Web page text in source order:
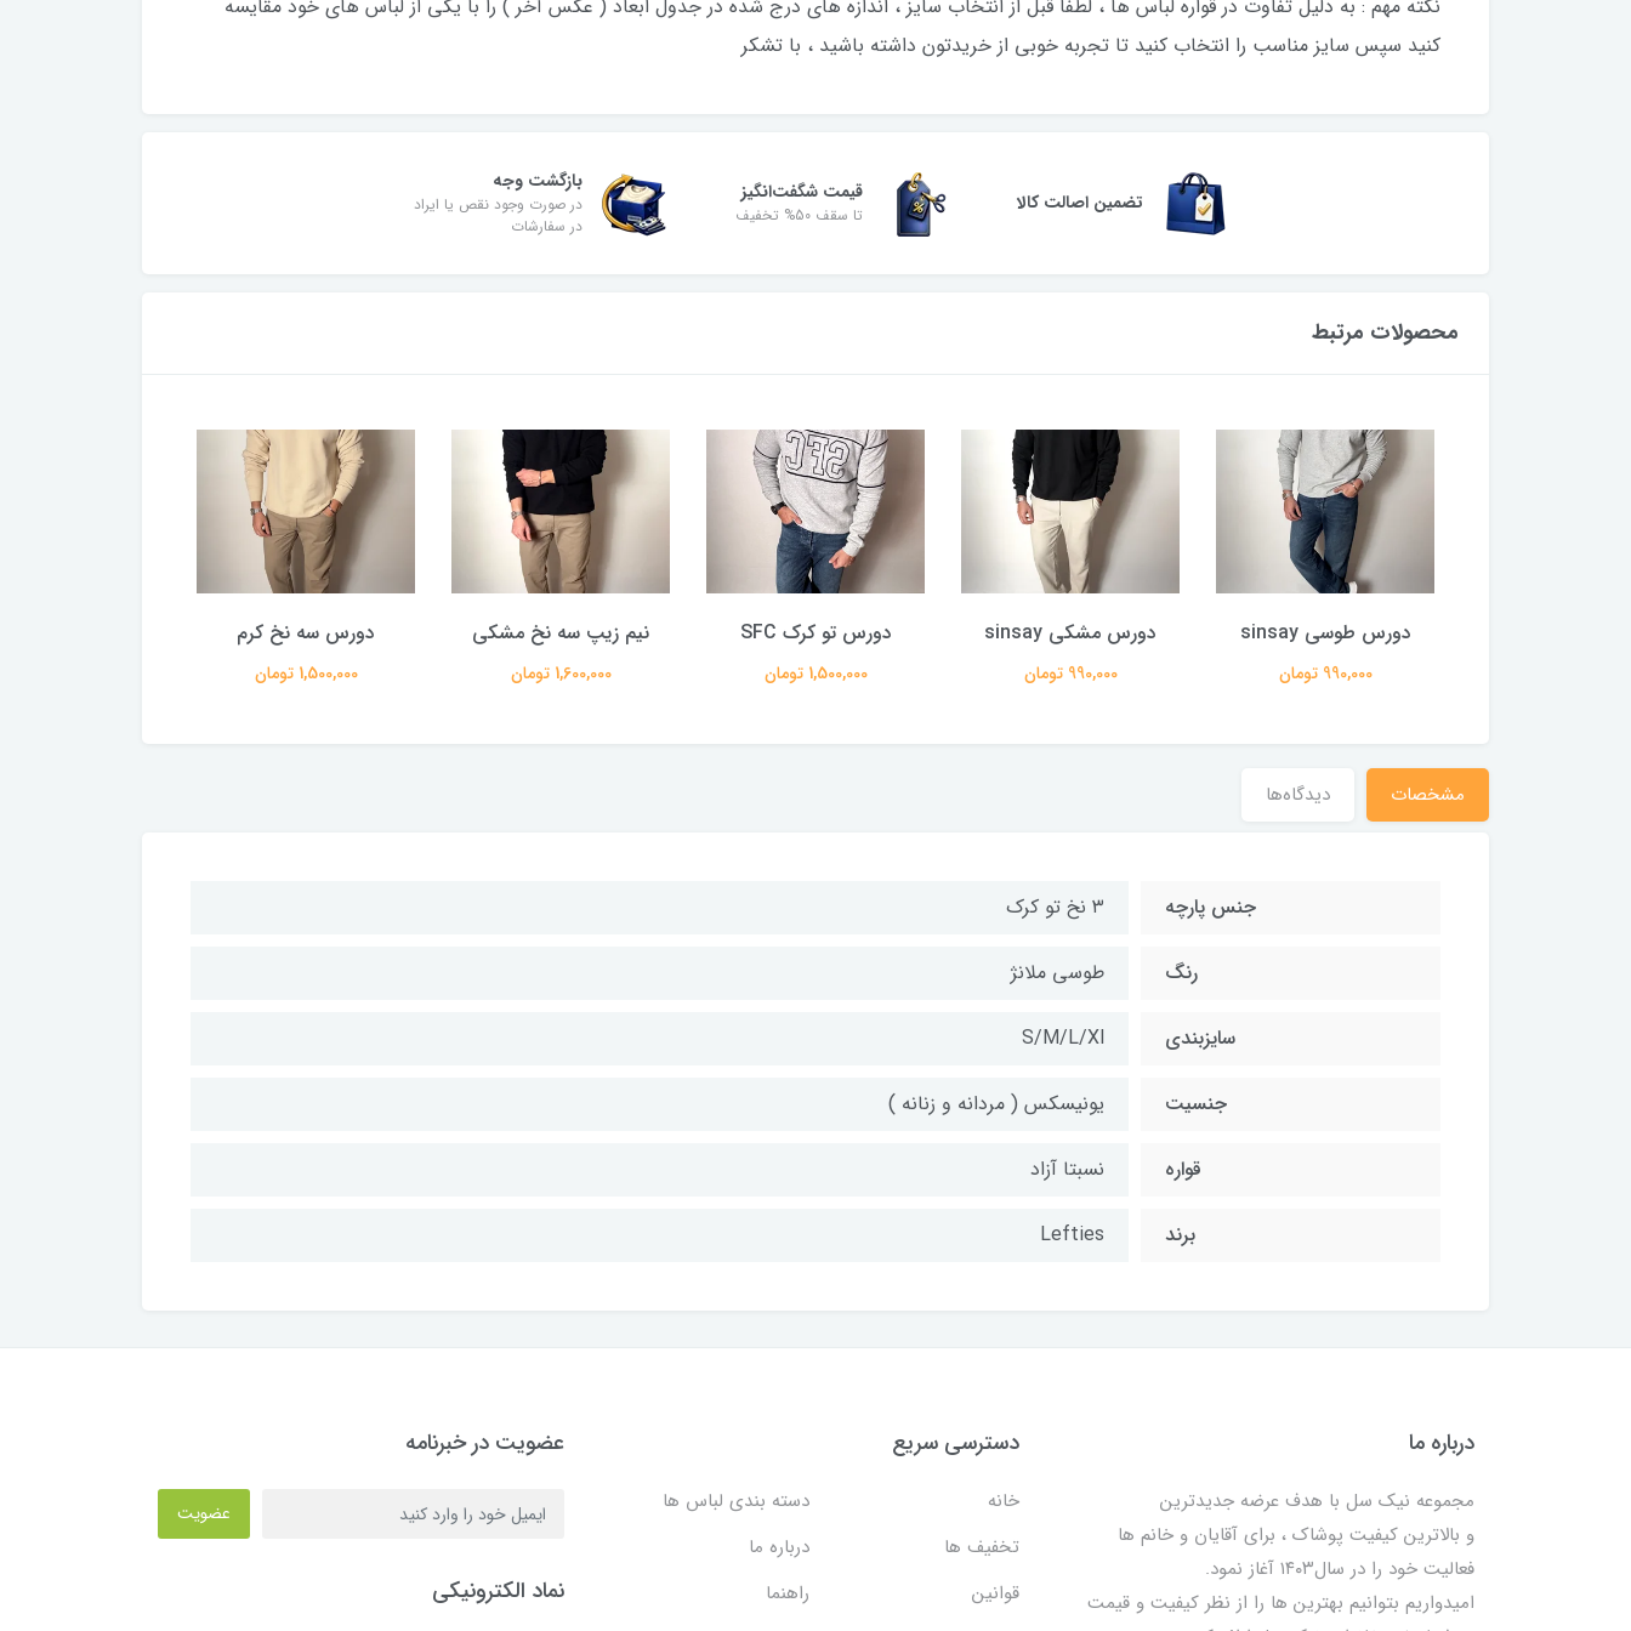
نکته مهم : به دلیل تفاوت در قواره لباس ها ، لطفا قبل از انتخاب سایز ، اندازه های درج شده در جدول ابعاد ( عکس آخر ) را با یکی از لباس های خود مقایسه
کنید سپس سایز مناسب را انتخاب کنید تا تجربه خوبی از خریدتون داشته باشید ، با تشکر
تضمین اصالت کالا قیمت شگفت‌انگیز
تا سقف 50% تخفیف
بازگشت وجه
در صورت وجود نقص یا ایراد
در سفارشات
محصولات مرتبط
دورس طوسی sinsay
990,000 تومان
دورس مشکی sinsay
990,000 تومان
دورس تو کرک SFC
1,500,000 تومان
نیم زیپ سه نخ مشکی
1,600,000 تومان
دورس سه نخ کرم
1,500,000 تومان
مشخصات دیدگاه‌ها
جنس پارچه ۳ نخ تو کرک
رنگ طوسی ملانژ
سایزبندی S/M/L/Xl
جنسیت یونیسکس ( مردانه و زنانه )
قواره نسبتا آزاد
برند Lefties
درباره ما
مجموعه نیک سل با هدف عرضه جدیدترین
و بالاترین کیفیت پوشاک ، برای آقایان و خانم ها
فعالیت خود را در سال۱۴۰۳ آغاز نمود.
امیدواریم بتوانیم بهترین ها را از نظر کیفیت و قیمت
دسترسی سریع
خانه
دسته بندی لباس ها
تخفیف ها
درباره ما
قوانین
راهنما
عضویت در خبرنامه
عضویت
نماد الکترونیکی